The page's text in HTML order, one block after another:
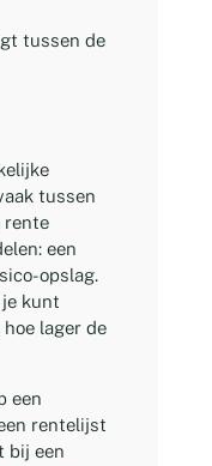
tussen de
tussen
rente
een
opslag.
je kunt
lager de
een
rentelijst
bij een